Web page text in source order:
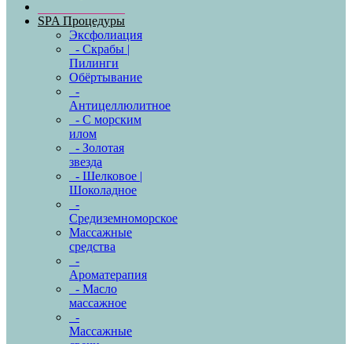
SPA Процедуры
Эксфолиация
- Скрабы |
Пилинги
Обёртывание
-
Антицеллюлитное
- С морским
илом
- Золотая
звезда
- Шелковое |
Шоколадное
-
Средиземноморское
Массажные
средства
-
Ароматерапия
- Масло
массажное
-
Массажные